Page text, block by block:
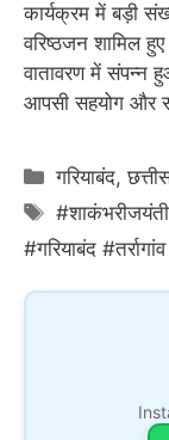
कार्यक्रम में बड़ी
वरिष्ठजन शामिल
वातावरण में
आपसी सहयोग और
Categories
गरियाबंद,
Tags
#गरियाबंद